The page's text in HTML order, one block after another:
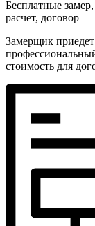
Бесплатные замер,
расчет, договор
Замерщик
стоимость для